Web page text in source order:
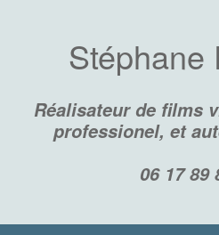
Stéphane
Réalisateur de films
professionel, et
06 17 89